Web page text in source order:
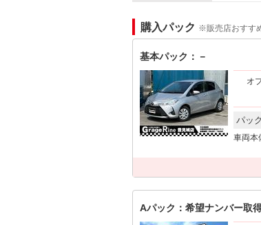
購入パック ※販売店おすす
基本パック：－
オ
パッ
車両本
Aパック：希望ナンバー取